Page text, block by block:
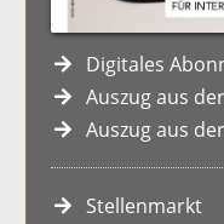
Digitales
Auszug aus
Auszug aus
Stellenmarkt